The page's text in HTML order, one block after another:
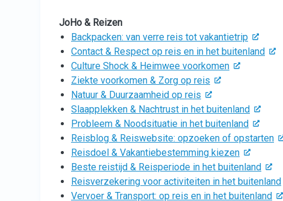
JoHo & Reizen
Backpacken: van verre reis tot vakantietrip
Contact & Respect op reis en in het buitenland
Culture Shock & Heimwee voorkomen
Ziekte voorkomen & Zorg op reis
Natuur & Duurzaamheid op reis
Slaapplekken & Nachtrust in het buitenland
Probleem & Noodsituatie in het buitenland
Reisblog & Reiswebsite: opzoeken of opstarten
Reisdoel & Vakantiebestemming kiezen
Beste reistijd & Reisperiode in het buitenland
Reisverzekering voor activiteiten in het buitenland
Vervoer & Transport: op reis en in het buitenland